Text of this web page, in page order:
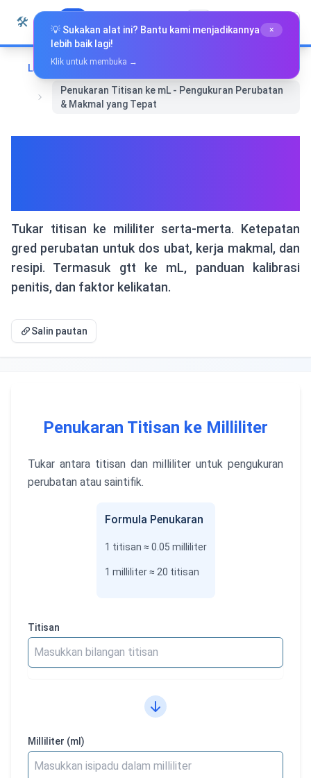
Langkau ke kandungan
🛠️ Whiz Tools Bahasa Melayu
Laman Utama
Alat-alat Penukaran
Penukaran Titisan ke mL - Pengukuran Perubatan
& Makmal yang Tepat
Tukar titisan ke mililiter serta-merta. Ketepatan
gred perubatan untuk dos ubat, kerja makmal, dan
resipi. Termasuk gtt ke mL, panduan kalibrasi
penitis, dan faktor kelikatan.
Salin pautan
Penukaran Titisan ke Milliliter
Tukar antara titisan dan milliliter untuk pengukuran
perubatan atau saintifik.
Formula Penukaran
1 titisan ≈ 0.05 milliliter
1 milliliter≈ 20 titisan
Titisan
Milliliter (ml)
💡 Sukakan alat ini? Bantu kami menjadikannya
lebih baik lagi!
×
Klik untuk membuka →